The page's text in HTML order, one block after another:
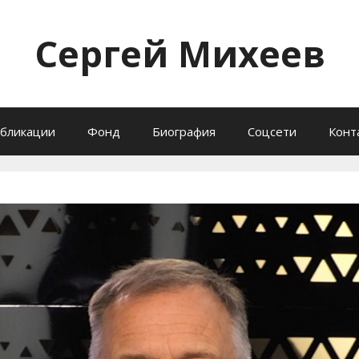
Сергей Михеев
Фонд Биография Соцсети